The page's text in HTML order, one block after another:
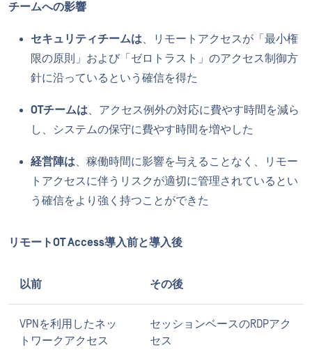
チームへの影響
セキュリティチームは、リモートアクセスが「最小権
限の原則」および「ゼロトラスト」のアクセス制御方
針に沿っているという確信を得た
OTチームは、アクセス例外の対応に費やす時間を減ら
し、システムの保守に費やす時間を増やした
経営陣は、稼働時間に影響を与えることなく、リモー
トアクセスに伴うリスクが適切に管理されているとい
う確信をより強く持つことができた
リモートOT Access導入前と導入後
以前 その後
VPNを利用したネッ
トワークアクセス
セッションベースのRDPアク
セス